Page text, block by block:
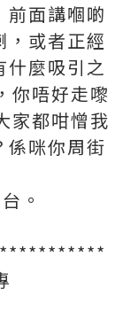
前面講嗰啲
，或者正經
什麼吸引之
你唔好走嚟
家都咁憎我
係咪你周街
。